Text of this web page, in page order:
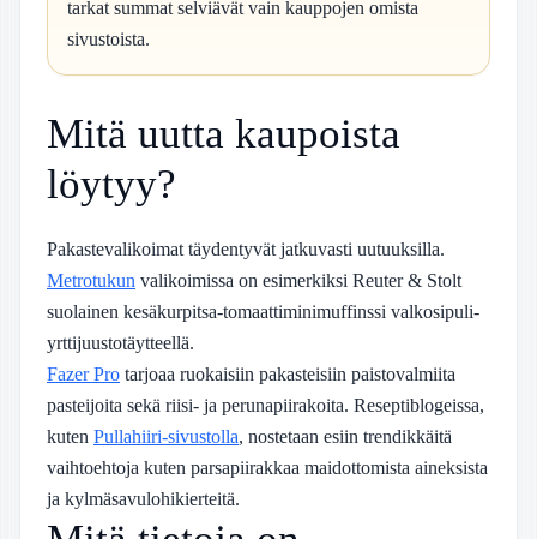
tarkat summat selviävät vain kauppojen omista
sivustoista.
Mitä uutta kaupoista
löytyy?
Pakastevalikoimat täydentyvät jatkuvasti uutuuksilla.
Metrotukun valikoimissa on esimerkiksi Reuter & Stolt
suolainen kesäkurpitsa-tomaattiminimuffinssi valkosipuli-
yrttijuustotäytteellä.
Fazer Pro tarjoaa ruokaisiin pakasteisiin paistovalmiita
pasteijoita sekä riisi- ja perunapiirakoita. Reseptiblogeissa,
kuten Pullahiiri-sivustolla, nostetaan esiin trendikkäitä
vaihtoehtoja kuten parsapiirakkaa maidottomista aineksista
ja kylmäsavulohikierteitä.